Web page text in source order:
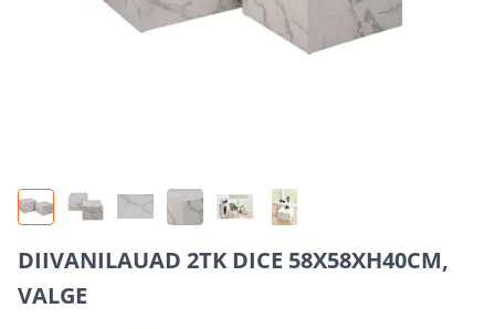
DIIVANILAUAD 2TK DICE 58X58XH40CM,
VALGE